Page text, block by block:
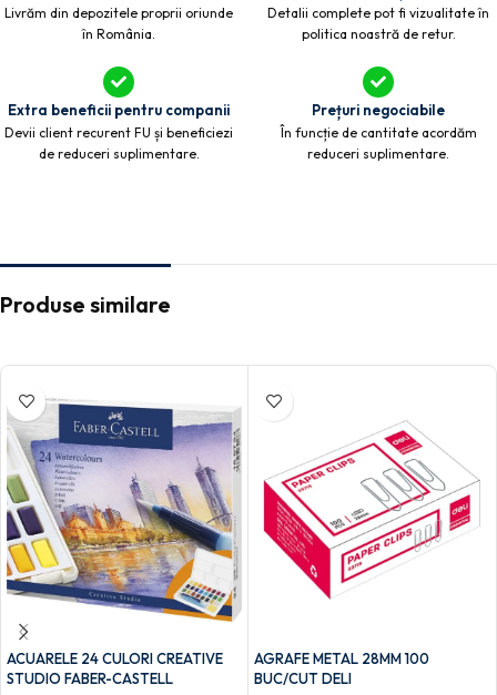
Livrăm din depozitele proprii oriunde
în România.
Detalii complete pot fi vizualitate în
politica noastră de retur.
Extra beneficii pentru companii
Devii client recurent FU și beneficiezi
de reduceri suplimentare.
Prețuri negociabile
În funcție de cantitate acordăm
reduceri suplimentare.
Produse similare
ACUARELE 24 CULORI CREATIVE
STUDIO FABER-CASTELL
AGRAFE METAL 28MM 100
BUC/CUT DELI